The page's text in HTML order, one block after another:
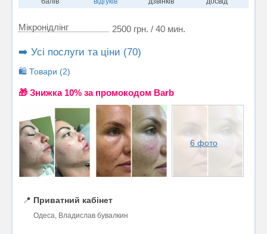
Мікронідлінг 2500 грн. / 40 мин.
➡️ Усі послуги та ціни (70)
🛍️ Товари (2)
🎁 Знижка 10% за промокодом Barb
6 фото
📍 Приватний кабінет
Одеса, Владислав бувалкин